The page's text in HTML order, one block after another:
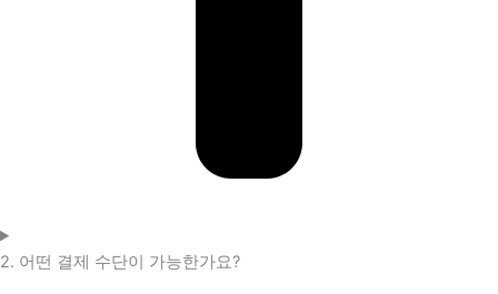
2. 어떤 결제 수단이 가능한가요?